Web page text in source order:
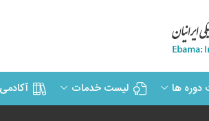
ها لیست خدمات آکادمی